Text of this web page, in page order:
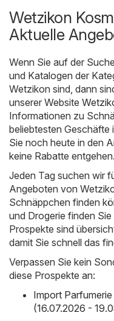
Wetzikon
Aktuelle
Wenn Sie auf der
und Katalogen der
Wetzikon sind, dann
unserer Website
Informationen zu
beliebtesten Geschäfte
Sie noch heute in den
keine Rabatte entgehen.
Jeden Tag suchen wir
Angeboten von
Schnäppchen finden
und Drogerie finden
Prospekte sind
damit Sie schnell das
Verpassen Sie kein
diese Prospekte an:
Import
(16.07.2026 -